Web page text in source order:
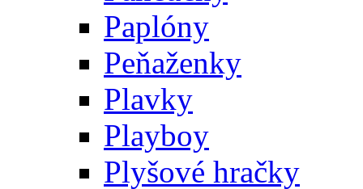
Paplóny
Peňaženky
Plavky
Playboy
Plyšové hračky